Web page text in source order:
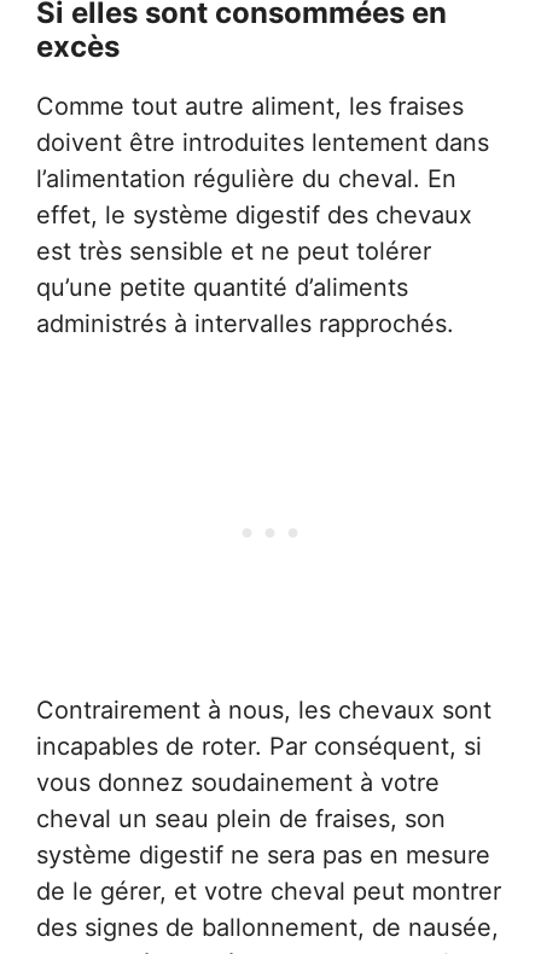
Si elles sont consommées en
excès
Comme tout autre aliment, les fraises
doivent être introduites lentement dans
l’alimentation régulière du cheval. En
effet, le système digestif des chevaux
est très sensible et ne peut tolérer
qu’une petite quantité d’aliments
administrés à intervalles rapprochés.
Contrairement à nous, les chevaux sont
incapables de roter. Par conséquent, si
vous donnez soudainement à votre
cheval un seau plein de fraises, son
système digestif ne sera pas en mesure
de le gérer, et votre cheval peut montrer
des signes de ballonnement, de nausée,